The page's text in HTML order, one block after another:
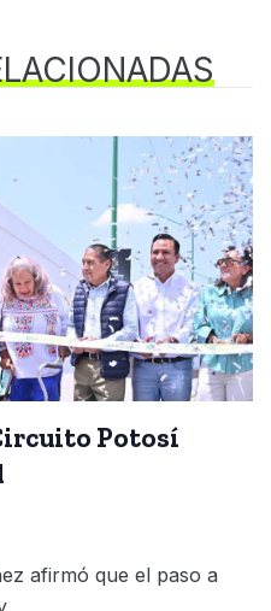
Potosí
afirmó que el paso a